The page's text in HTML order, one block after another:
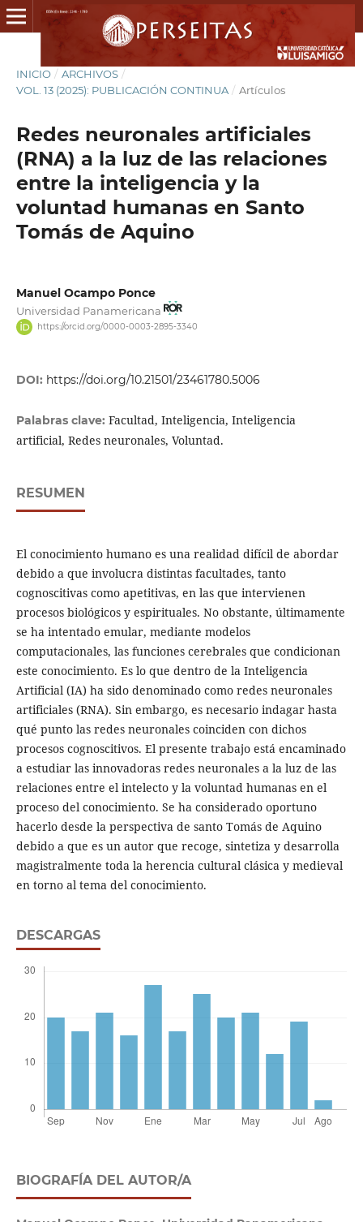
INICIO / ARCHIVOS /
VOL. 13 (2025): PUBLICACIÓN CONTINUA / Artículos
Redes neuronales artificiales
(RNA) a la luz de las relaciones
entre la inteligencia y la
voluntad humanas en Santo
Tomás de Aquino
Manuel Ocampo Ponce
Universidad Panamericana
https://orcid.org/0000-0003-2895-3340
DOI: https://doi.org/10.21501/23461780.5006
Palabras clave: Facultad, Inteligencia, Inteligencia
artificial, Redes neuronales, Voluntad.
RESUMEN
El conocimiento humano es una realidad difícil de abordar
debido a que involucra distintas facultades, tanto
cognoscitivas como apetitivas, en las que intervienen
procesos biológicos y espirituales. No obstante, últimamente
se ha intentado emular, mediante modelos
computacionales, las funciones cerebrales que condicionan
este conocimiento. Es lo que dentro de la Inteligencia
Artificial (IA) ha sido denominado como redes neuronales
artificiales (RNA). Sin embargo, es necesario indagar hasta
qué punto las redes neuronales coinciden con dichos
procesos cognoscitivos. El presente trabajo está encaminado
a estudiar las innovadoras redes neuronales a la luz de las
relaciones entre el intelecto y la voluntad humanas en el
proceso del conocimiento. Se ha considerado oportuno
hacerlo desde la perspectiva de santo Tomás de Aquino
debido a que es un autor que recoge, sintetiza y desarrolla
magistralmente toda la herencia cultural clásica y medieval
en torno al tema del conocimiento.
DESCARGAS
BIOGRAFÍA DEL AUTOR/A